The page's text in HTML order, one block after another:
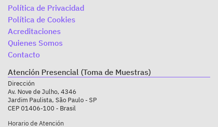
Política de Privacidad
Política de Cookies
Acreditaciones
Quienes Somos
Contacto
Atención Presencial (Toma de Muestras)
Dirección
Av. Nove de Julho, 4346
Jardim Paulista, São Paulo - SP
CEP 01406-100 - Brasil
Horario de Atención